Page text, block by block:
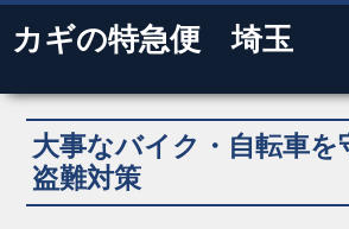
カギの特急便 埼玉
大事なバイク・自転車を
盗難対策